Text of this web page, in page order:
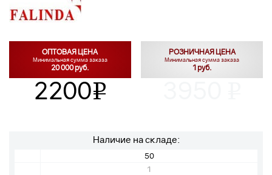
ОПТОВАЯ ЦЕНА
Минимальная сумма заказа
20 000 руб.
2200v
РОЗНИЧНАЯ ЦЕНА
Минимальная сумма заказа
1 руб.
Наличие на складе:
50
1